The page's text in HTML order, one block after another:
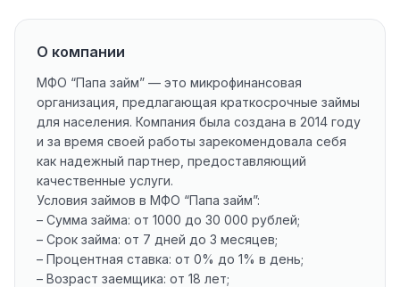
О компании
МФО “Папа займ” — это микрофинансовая
организация, предлагающая краткосрочные займы
для населения. Компания была создана в 2014 году
и за время своей работы зарекомендовала себя
как надежный партнер, предоставляющий
качественные услуги.
Условия займов в МФО “Папа займ”:
– Сумма займа: от 1000 до 30 000 рублей;
– Срок займа: от 7 дней до 3 месяцев;
– Процентная ставка: от 0% до 1% в день;
– Возраст заемщика: от 18 лет;